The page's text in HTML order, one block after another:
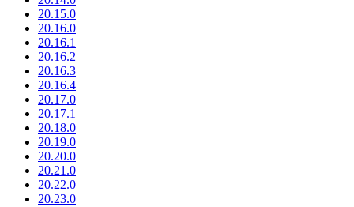
20.15.0
20.16.0
20.16.1
20.16.2
20.16.3
20.16.4
20.17.0
20.17.1
20.18.0
20.19.0
20.20.0
20.21.0
20.22.0
20.23.0